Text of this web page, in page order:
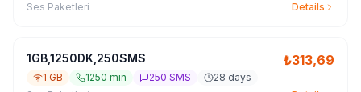
Ses Paketleri
Details
1GB,1250DK,250SMS ₺313,69
1 GB 1250 min 250 SMS
28 days